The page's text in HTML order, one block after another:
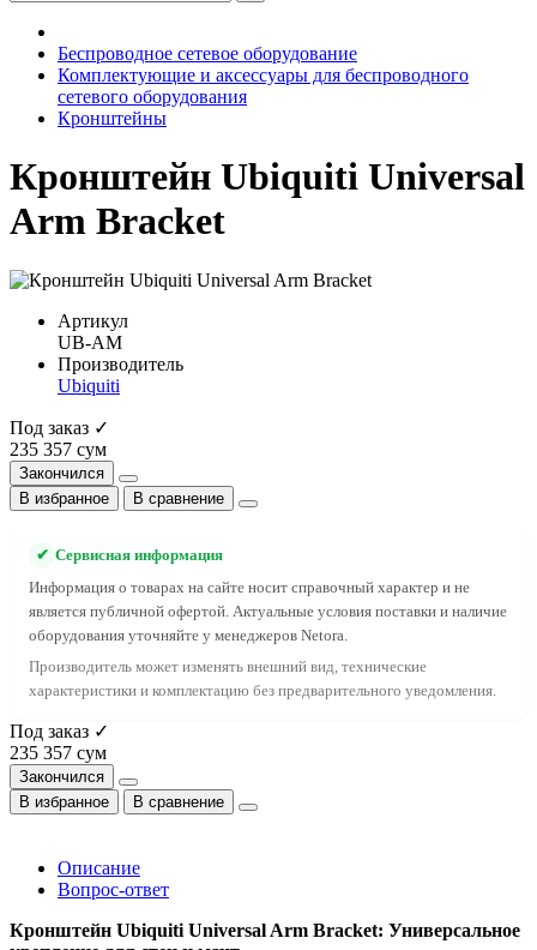
Беспроводное сетевое оборудование
Комплектующие и аксессуары для беспроводного
сетевого оборудования
Кронштейны
Кронштейн Ubiquiti Universal
Arm Bracket
Артикул
UB-AM
Производитель
Ubiquiti
Под заказ ✓
235 357 сум
Закончился
В избранное
В сравнение
✔ Сервисная информация
Информация о товарах на сайте носит справочный характер и не
является публичной офертой. Актуальные условия поставки и наличие
оборудования уточняйте у менеджеров Netora.
Производитель может изменять внешний вид, технические
характеристики и комплектацию без предварительного уведомления.
Под заказ ✓
235 357 сум
Закончился
В избранное
В сравнение
Описание
Вопрос-ответ
Кронштейн Ubiquiti Universal Arm Bracket: Универсальное